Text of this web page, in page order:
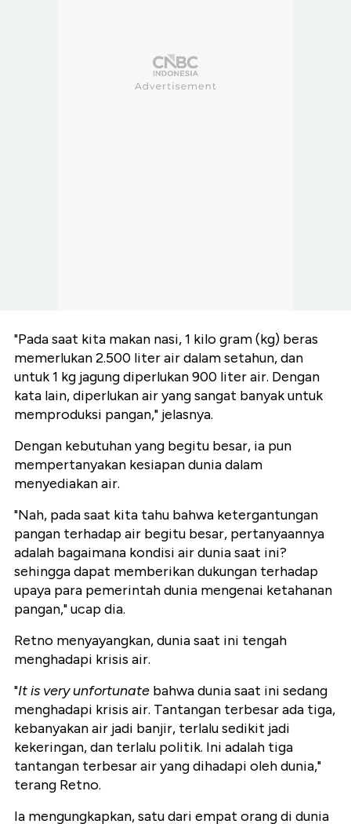
"Pada saat kita makan nasi, 1 kilo gram (kg) beras
memerlukan 2.500 liter air dalam setahun, dan
untuk 1 kg jagung diperlukan 900 liter air. Dengan
kata lain, diperlukan air yang sangat banyak untuk
memproduksi pangan," jelasnya.
Dengan kebutuhan yang begitu besar, ia pun
mempertanyakan kesiapan dunia dalam
menyediakan air.
"Nah, pada saat kita tahu bahwa ketergantungan
pangan terhadap air begitu besar, pertanyaannya
adalah bagaimana kondisi air dunia saat ini?
sehingga dapat memberikan dukungan terhadap
upaya para pemerintah dunia mengenai ketahanan
pangan," ucap dia.
Retno menyayangkan, dunia saat ini tengah
menghadapi krisis air.
"It is very unfortunate bahwa dunia saat ini sedang
menghadapi krisis air. Tantangan terbesar ada tiga,
kebanyakan air jadi banjir, terlalu sedikit jadi
kekeringan, dan terlalu politik. Ini adalah tiga
tantangan terbesar air yang dihadapi oleh dunia,"
terang Retno.
Ia mengungkapkan, satu dari empat orang di dunia